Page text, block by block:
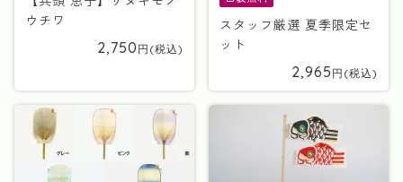
ウチワ
2,750
スタッフ厳選 夏季限定セ
ット
2,965